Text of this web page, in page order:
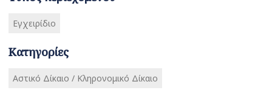
Εγχειρίδιο
Κατηγορίες
Αστικό Δίκαιο / Κληρονομικό Δίκαιο